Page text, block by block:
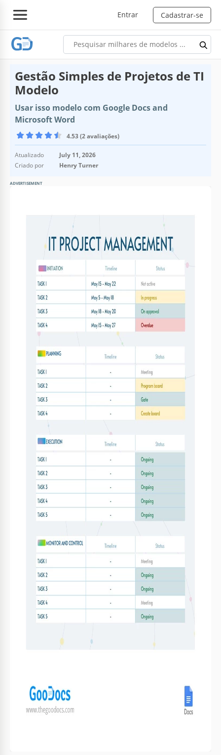
Entrar Cadastrar-se
Gestão Simples de Projetos de TI
Modelo
Usar isso modelo com Google Docs and
Microsoft Word
4.53 (2 avaliações)
Atualizado
July 11, 2026
Criado por
Henry Turner
ADVERTISEMENT